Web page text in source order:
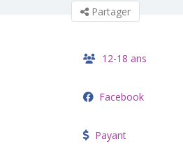
Partager
12-18 ans
Facebook
Payant